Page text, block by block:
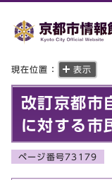
現在位置： 表示
改訂京都市
に対する市
ページ番号73179